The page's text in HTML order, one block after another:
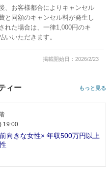
、お客様都合によりキャンセル
と同額のキャンセル料が発生し
れた場合は、一律1,000円のキ
いいただきます。
掲載開始日：2026/2/23
ィー もっと見る
19:00
向きな女性× 年収500万円以上